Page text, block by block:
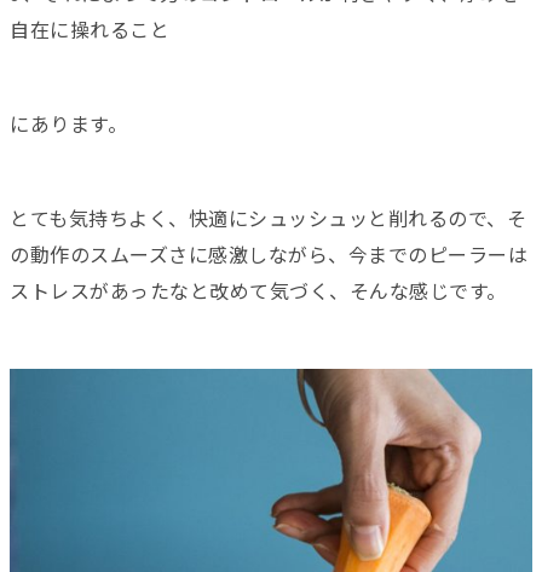
自在に操れること
にあります。
とても気持ちよく、快適にシュッシュッと削れるので、そ
の動作のスムーズさに感激しながら、今までのピーラーは
ストレスがあったなと改めて気づく、そんな感じです。